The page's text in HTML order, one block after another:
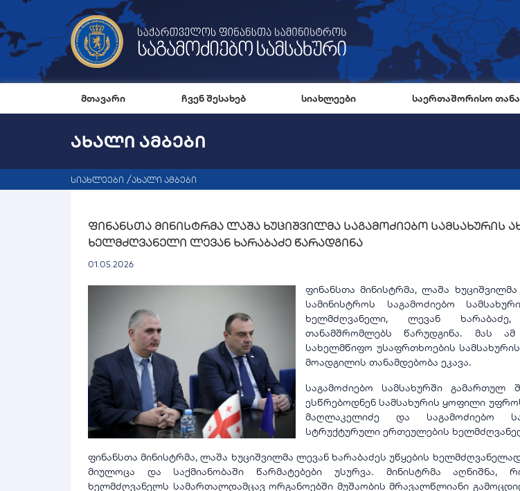
მთავარი ჩვენ შესახებ სიახლეები საერთაშორისო
ᲐᲮᲐᲚᲘ ᲐᲛᲑᲔᲑᲘ
სიახლეები ახალი ამბები
ფინანსთა მინისტრმა ლაშა ხუციშვილმა საგამოძიებო სამსახურის
ხელმძღვანელი ლევან ხარაბაძე წარადგინა
01.05.2026
ფინანსთა მინისტრმა, ლაშა ხუციშვილმა
სამინისტროს საგამოძიებო
ხელმძღვანელი, ლევან ხარაბაძე,
თანამშრომლებს წარუდგინა. მას
სახელმწიფო უსაფრთხოების
მოადგილის თანამდებობა ეკავა.
საგამოძიებო სამსახურში გამართულ
ესწრებოდნენ სამსახურის ყოფილი
მაღლაკელიძე და საგამოძიებო
სტრუქტურული ერთეულების
ფინანსთა მინისტრმა, ლაშა ხუციშვილმა ლევან ხარაბაძეს უწყების
მიულოცა და საქმიანობაში წარმატებები უსურვა. მინისტრმა აღნიშნა,
ხელმძღვანელს სამართალდამცავ ორგანოებში მუშაობის მრავალწლიანი